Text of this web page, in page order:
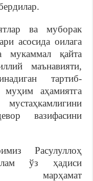
ва муборак
асосида оилага
мукаммал қайта
маънавияти,
тартиб-
муҳим аҳамиятга
вазифасини
Расулуллоҳ
ўз ҳадиси